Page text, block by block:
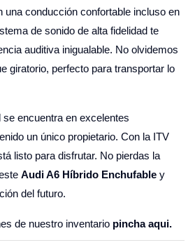
una conducción confortable incluso en
de sonido de alta fidelidad te
auditiva inigualable. No olvidemos
giratorio, perfecto para transportar lo
encuentra en excelentes
un único propietario. Con la ITV
listo para disfrutar. No pierdas la
Audi A6 Híbrido Enchufable y
del futuro.
de nuestro inventario pincha aqui.